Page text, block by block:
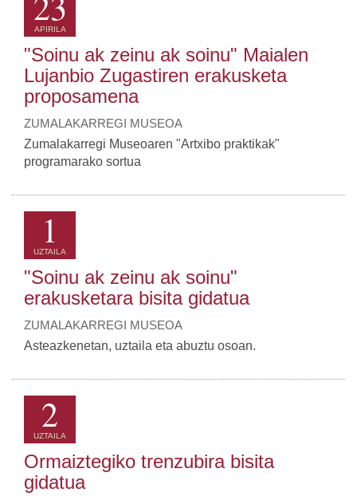
APIRILA
"Soinu ak zeinu ak soinu" Maialen
Lujanbio Zugastiren erakusketa
proposamena
ZUMALAKARREGI MUSEOA
Zumalakarregi Museoaren "Artxibo praktikak"
programarako sortua
1
UZTAILA
"Soinu ak zeinu ak soinu"
erakusketara bisita gidatua
ZUMALAKARREGI MUSEOA
Asteazkenetan, uztaila eta abuztu osoan.
2
UZTAILA
Ormaiztegiko trenzubira bisita
gidatua